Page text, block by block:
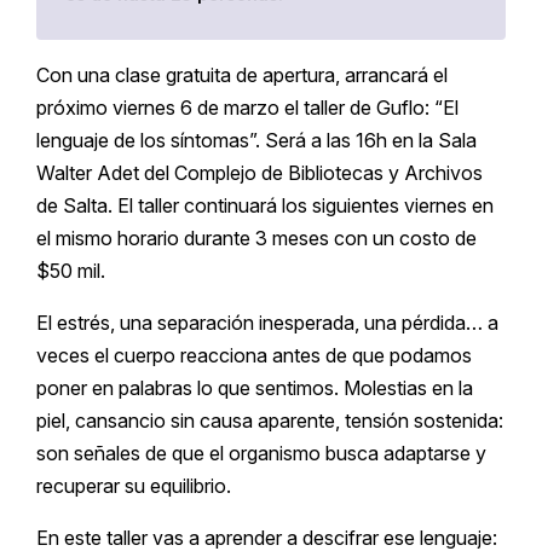
Con una clase gratuita de apertura, arrancará el
próximo viernes 6 de marzo el taller de Guflo: “El
lenguaje de los síntomas”. Será a las 16h en la Sala
Walter Adet del Complejo de Bibliotecas y Archivos
de Salta. El taller continuará los siguientes viernes en
el mismo horario durante 3 meses con un costo de
$50 mil.
El estrés, una separación inesperada, una pérdida… a
veces el cuerpo reacciona antes de que podamos
poner en palabras lo que sentimos. Molestias en la
piel, cansancio sin causa aparente, tensión sostenida:
son señales de que el organismo busca adaptarse y
recuperar su equilibrio.
En este taller vas a aprender a descifrar ese lenguaje: